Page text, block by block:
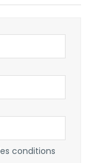
conditions